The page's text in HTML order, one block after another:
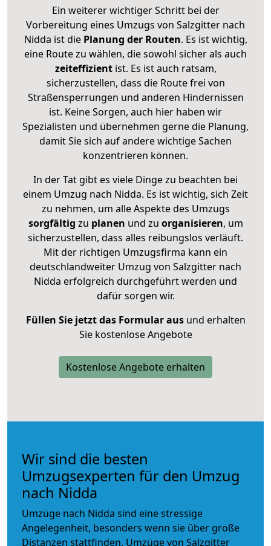
Ein weiterer wichtiger Schritt bei der
Vorbereitung eines Umzugs von Salzgitter nach
Nidda ist diePlanung der Routen. Es ist wichtig,
eine Route zu wählen, die sowohl sicher als auch
zeiteffizientist. Es ist auch ratsam,
sicherzustellen, dass die Route frei von
Straßensperrungen und anderen Hindernissen
ist. Keine Sorgen, auch hier haben wir
Spezialisten und übernehmen gerne die Planung,
damit Sie sich auf andere wichtige Sachen
konzentrieren können.
In der Tat gibt es viele Dinge zu beachten bei
einem Umzug nach Nidda. Es ist wichtig, sich Zeit
zu nehmen, um alle Aspekte des Umzugs
sorgfältig zu planen und zu organisieren, um
sicherzustellen, dass alles reibungslos verläuft.
Mit der richtigen Umzugsfirma kann ein
deutschlandweiter Umzug von Salzgitter nach
Nidda erfolgreich durchgeführt werden und
dafür sorgen wir.
Füllen Sie jetzt das Formular ausund erhalten
Sie kostenlose Angebote
Kostenlose Angebote erhalten
Wir sind die besten
Umzugsexperten für den Umzug
nach Nidda
Umzüge nach Nidda sind eine stressige
Angelegenheit, besonders wenn sie über große
Distanzen stattfinden. Umzüge von Salzgitter